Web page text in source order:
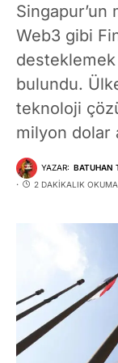
Web3 gibi
desteklemek
bulundu.
teknoloji
milyon dolar
YAZAR: BATUHAN
2 DAKIKALIK OKUMA